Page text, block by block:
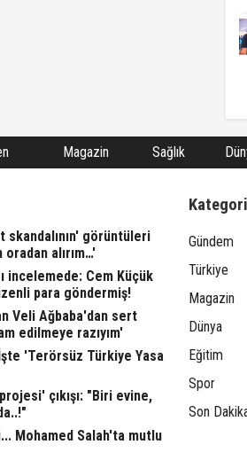
Magazin Sağlık
görüntüleri
oradan alırım…'
incelemede: Cem Küçük
para göndermiş!
Veli Ağbaba'dan sert
edilmeye razıyım'
'Terörsüz Türkiye Yasa
çıkışı: "Biri evine,
Mohamed Salah'ta mutlu
Gündem
Türkiye
Magazin
Dünya
Eğitim
Spor
Son